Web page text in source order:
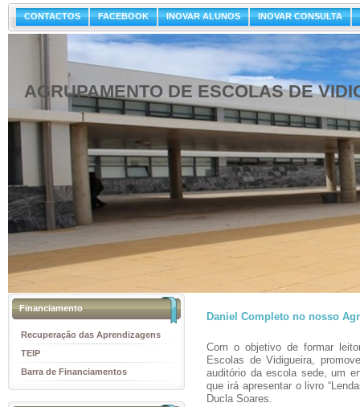
CONTACTOS FACEBOOK INOVAR ALUNOS INOVAR CONSULTA
AGRUPAMENTO DE ESCOLAS DE
Financiamento
Recuperação das Aprendizagens
TEIP
Barra de Financiamentos
Daniel Completo no nosso
Com o objetivo de formar
Escolas de Vidigueira,
auditório da escola sede, um
que irá apresentar o livro
Ducla Soares.